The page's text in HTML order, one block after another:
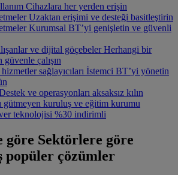
Cihazlara her yerden erişin
Uzaktan erişimi ve desteği basitleştirin
Kurumsal BT’yi genişletin ve güvenli
ve dijital göçebeler Herhangi bir
çalışın
sağlayıcıları İstemci BT’yi yönetin
ve operasyonları aksaksız kılın
gütmeyen kuruluş ve eğitim kurumu
teknolojisi %30 indirimli
göre Sektörlere göre
popüler çözümler